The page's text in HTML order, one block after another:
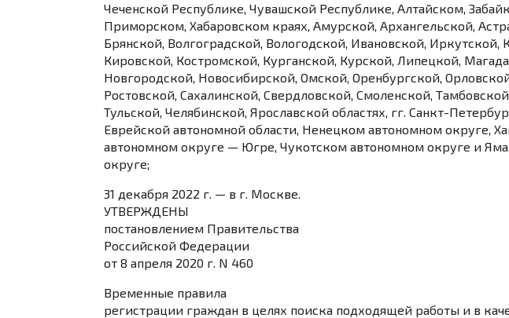
Чеченской Республике, Чувашской Республике, Алтайском,
Приморском, Хабаровском краях, Амурской, Архангельской,
Брянской, Волгоградской, Вологодской, Ивановской, Иркутской,
Кировской, Костромской, Курганской, Курской, Липецкой,
Новгородской, Новосибирской, Омской, Оренбургской,
Ростовской, Сахалинской, Свердловской, Смоленской,
Тульской, Челябинской, Ярославской областях, гг. Санкт-
Еврейской автономной области, Ненецком автономном округе,
автономном округе — Югре, Чукотском автономном округе и
округе;
31 декабря 2022 г. — в г. Москве.
УТВЕРЖДЕНЫ
постановлением Правительства
Российской Федерации
от 8 апреля 2020 г. N 460
Временные правила
регистрации граждан в целях поиска подходящей работы и в